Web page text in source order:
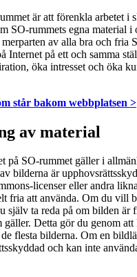
är att förenkla arbetet i
SO-rummets egna material i
av alla bra och fria
Internet på ett och samma
öka intresset och öka
står bakom webbplatsen >
av material
på SO-rummet gäller i
bilderna är
licenser eller andra
fria att använda. Om du vill
själv ta reda på om bilden är
Detta gör du genom
flesta bilderna. Om en
och kan inte